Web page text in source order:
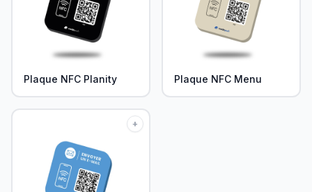
Plaque NFC Planity Plaque NFC Menu
+